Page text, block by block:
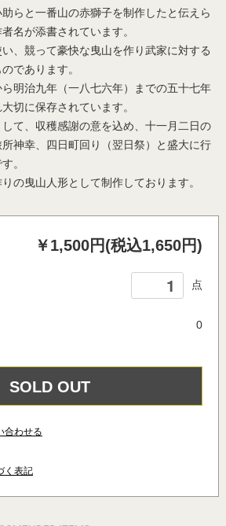
らと一番山の赤獅子を制作したと伝えら
名が添書されています。
、競って豪快な曳山を作り武家に対する
であります。
明治九年（一八七六年）までの五十七年
切に保存されています。
て、収穫感謝の意を込め、十一月二日の
神幸、四日町回り（翌日祭）と盛大に行
。
の曳山人形として制作しております。
￥1,500円(税込1,650円)
点
0
SOLD OUT
合わせる
く表記